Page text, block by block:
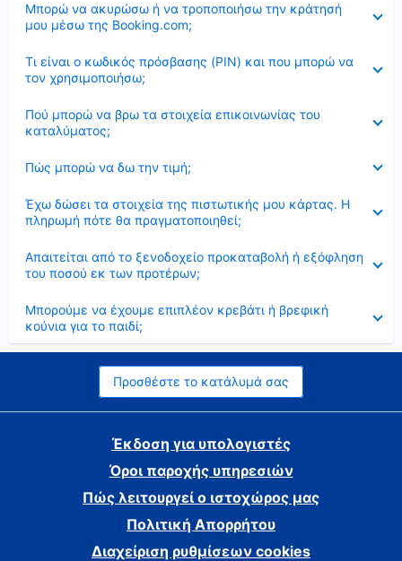
Μπορώ να ακυρώσω ή να τροποποιήσω την κράτησή
μου μέσω της Booking.com;
Τι είναι ο κωδικός πρόσβασης (PIN) και που μπορώ να
τον χρησιμοποιήσω;
Πού μπορώ να βρω τα στοιχεία επικοινωνίας του
καταλύματος;
Πώς μπορώ να δω την τιμή;
Έχω δώσει τα στοιχεία της πιστωτικής μου κάρτας. Η
πληρωμή πότε θα πραγματοποιηθεί;
Απαιτείται από το ξενοδοχείο προκαταβολή ή εξόφληση
του ποσού εκ των προτέρων;
Μπορούμε να έχουμε επιπλέον κρεβάτι ή βρεφική
κούνια για το παιδί;
Προσθέστε το κατάλυμά σας
Έκδοση για υπολογιστές
Όροι παροχής υπηρεσιών
Πώς λειτουργεί ο ιστοχώρος μας
Πολιτική Απορρήτου
Διαχείριση ρυθμίσεων cookies